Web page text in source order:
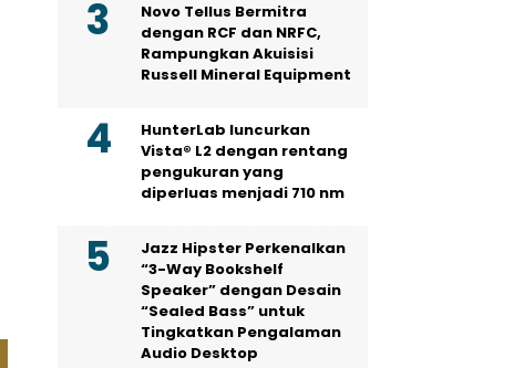
Novo Tellus Bermitra
dengan RCF dan NRFC,
Rampungkan Akuisisi
Russell Mineral Equipment
HunterLab luncurkan
Vista® L2 dengan rentang
pengukuran yang
diperluas menjadi 710 nm
Jazz Hipster Perkenalkan
“3-Way Bookshelf
Speaker” dengan Desain
“Sealed Bass” untuk
Tingkatkan Pengalaman
Audio Desktop